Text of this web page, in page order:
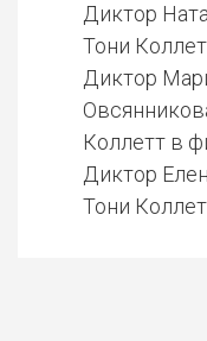
Диктор
Тони
Диктор
Коллетт в
Диктор
Тони